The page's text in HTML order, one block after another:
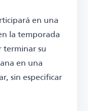
en una
la temporada
terminar su
en una
sin especificar